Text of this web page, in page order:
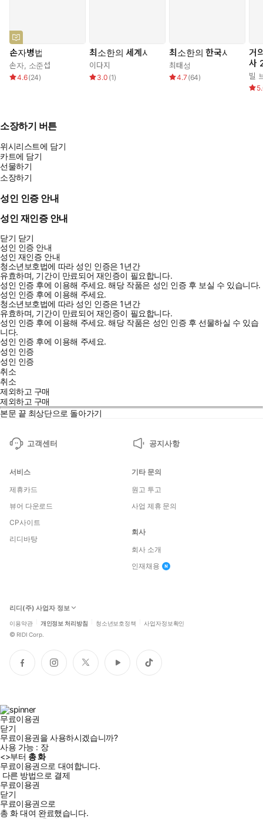
이를 전술에 적용하게 되었을 것이다.
그러나 분열의 수단으로 속도와 기동을 제시한 것은 놀라운 통찰이
다. 당시는 중원에 아직 기병이 등장하지도 않았고, 전차는 활용이
너무 제한적이었다. 기병은 유목민의 전유물이었다. 그런데도 손자
는 기병전이 가능할 때나 상상할 수 있는 개념인 속도의 전술을 이
손자병법
손자, 소준섭
4.6(24)
최소한의 세계사
이다지
3.0 (1)
최소한의 한국사
최태성
4.7 (64)
거
사
빌
소장하기 버튼
위시리스트에 담기
카트에 담기
선물하기
소장하기
성인 인증 안내
성인 재인증 안내
닫기 닫기
성인 인증 안내
성인 재인증 안내
청소년보호법에 따라 성인 인증은 1년간
유효하며, 기간이 만료되어 재인증이 필요합니다.
성인 인증 후에 이용해 주세요.해당 작품은 성인 인증 후 보실 수 있습니다.
성인 인증 후에 이용해 주세요.
청소년보호법에 따라 성인 인증은 1년간
유효하며, 기간이 만료되어 재인증이 필요합니다.
성인 인증 후에 이용해 주세요.해당 작품은 성인 인증 후 선물하실 수 있습
니다.
성인 인증 후에 이용해 주세요.
성인 인증
성인 인증
취소
취소
제외하고 구매
제외하고 구매
본문 끝 최상단으로 돌아가기
고객센터 공지사항
서비스
제휴카드
뷰어 다운로드
CP사이트
리디바탕
기타 문의
원고 투고
사업 제휴 문의
회사
회사 소개
인재채용
리디(주) 사업자 정보
이용약관 개인정보 처리방침 청소년보호정책 사업자정보확인
© RIDI Corp.
페
이
인
스
트
위
유
튜
틱
톡
무료이용권
닫기
무료이용권을 사용하시겠습니까?
사용 가능 : 장
<>부터 총화
무료이용권으로 대여합니다.
다른 방법으로 결제
무료이용권
닫기
무료이용권으로
총 화대여 완료했습니다.